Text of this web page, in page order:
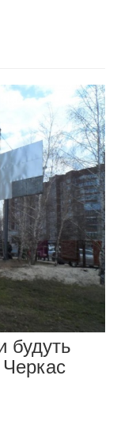
будуть
Черкас